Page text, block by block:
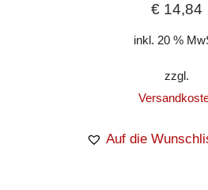
€ 14,84
inkl. 20 %
zzgl.
Auf die